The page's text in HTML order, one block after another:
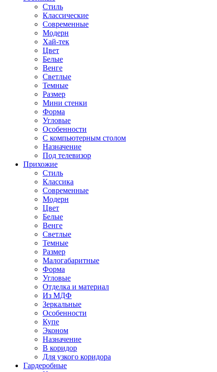
Стиль
Классические
Современные
Модерн
Хай-тек
Цвет
Белые
Венге
Светлые
Темные
Размер
Мини стенки
Форма
Угловые
Особенности
С компьютерным столом
Назначение
Под телевизор
Прихожие
Стиль
Классика
Современные
Модерн
Цвет
Белые
Венге
Светлые
Темные
Размер
Малогабаритные
Форма
Угловые
Отделка и материал
Из МДФ
Зеркальные
Особенности
Купе
Эконом
Назначение
В коридор
Для узкого коридора
Гардеробные